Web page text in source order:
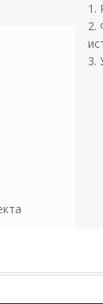
1.
2.
3.